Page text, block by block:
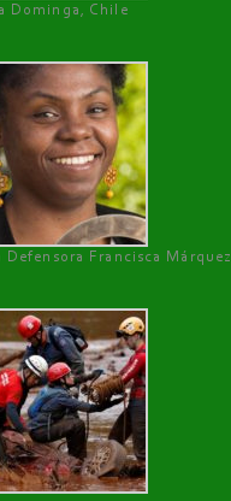
Dominga, Chile
Francisca Márquez